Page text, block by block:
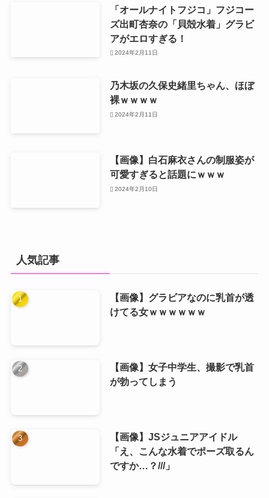
「オールナイトフジコ」フジコー
ズ出町杏奈の「貝殻水着」グラビ
アがエロすぎる！
2024年2月11日
乃木坂の久保史緒里ちゃん、ほぼ
裸ｗｗｗｗ
2024年2月11日
【画像】白石麻衣さんの制服姿が
可愛すぎると話題にｗｗｗ
2024年2月10日
人気記事
【画像】グラビアなのに乳首が透
けてる女ｗｗｗｗｗｗ
【画像】女子中学生、撮影で乳首
が勃ってしまう
【画像】JSジュニアアイドル
「え、こんな水着でポーズ取るん
ですか…？///」